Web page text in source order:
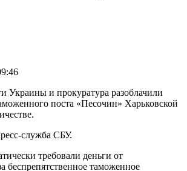
Украины и прокуратура разоблачили
поста «Песочин» Харьковской
служба СБУ.
требовали деньги от
беспрепятственное таможенное